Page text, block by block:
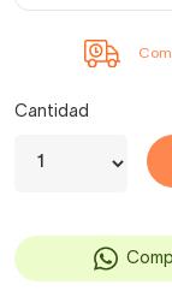
Cantidad